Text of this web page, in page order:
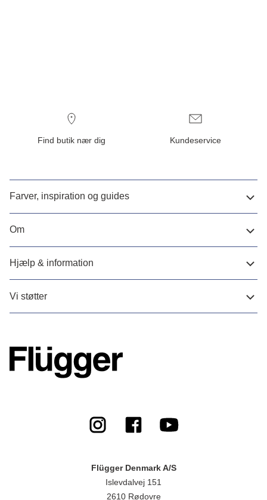
Find butik nær dig Kundeservice
Farver, inspiration og guides
Om
Hjælp & information
Vi støtter
Flügger Denmark A/S
Islevdalvej 151
2610 Rødovre